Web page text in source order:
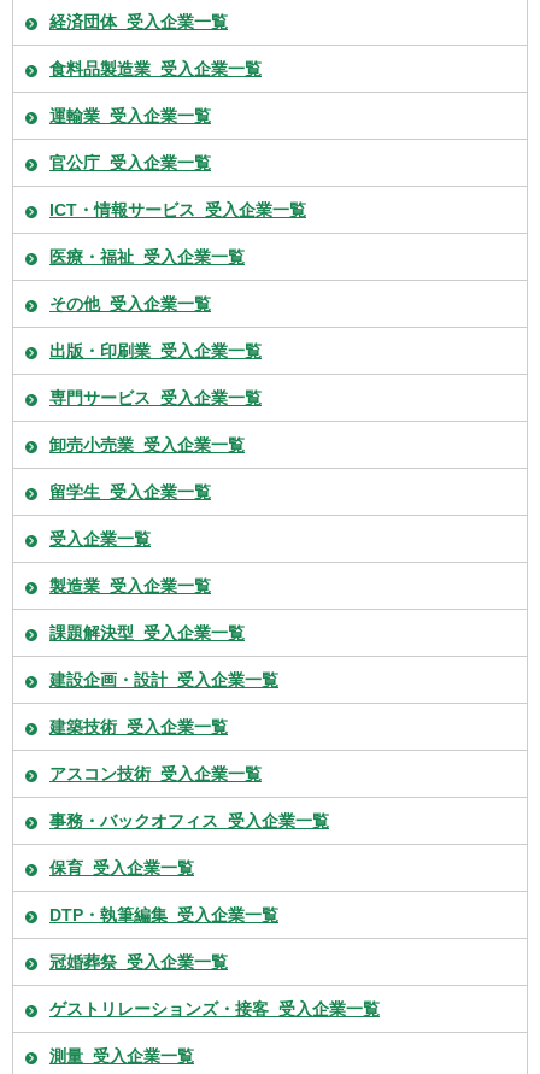
経済団体_受入企業一覧
食料品製造業_受入企業一覧
運輸業_受入企業一覧
官公庁_受入企業一覧
ICT・情報サービス_受入企業一覧
医療・福祉_受入企業一覧
その他_受入企業一覧
出版・印刷業_受入企業一覧
専門サービス_受入企業一覧
卸売小売業_受入企業一覧
留学生_受入企業一覧
受入企業一覧
製造業_受入企業一覧
課題解決型_受入企業一覧
建設企画・設計_受入企業一覧
建築技術_受入企業一覧
アスコン技術_受入企業一覧
事務・バックオフィス_受入企業一覧
保育_受入企業一覧
DTP・執筆編集_受入企業一覧
冠婚葬祭_受入企業一覧
ゲストリレーションズ・接客_受入企業一覧
測量_受入企業一覧